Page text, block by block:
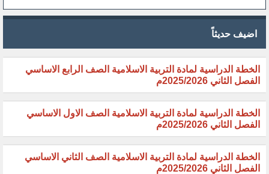
اضيف حديثاً
الخطة الدراسية لمادة التربية الاسلامية الصف الرابع الاساسي
الفصل الثاني 2025/2026م
الخطة الدراسية لمادة التربية الاسلامية الصف الاول الاساسي
الفصل الثاني 2025/2026م
الخطة الدراسية لمادة التربية الاسلامية الصف الثاني الاساسي
الفصل الثاني 2025/2026م